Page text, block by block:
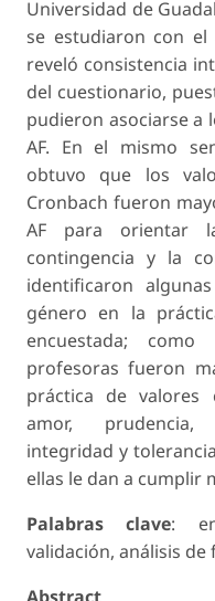
Universidad de
se estudiaron con el
reveló consistencia
del cuestionario,
pudieron asociarse a
AF. En el mismo
obtuvo que los
Cronbach fueron
AF para orientar
contingencia y la
identificaron
género en la
encuestada;
profesoras fueron
práctica de valores
amor, prudencia,
integridad y
ellas le dan a cumplir
Palabras clave:
validación, análisis de